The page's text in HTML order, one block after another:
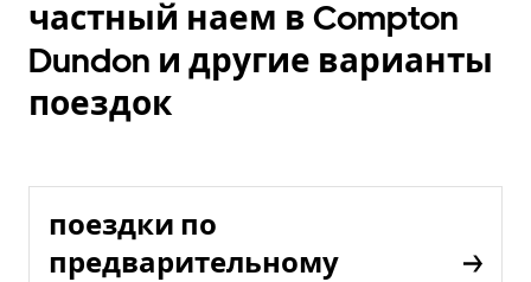
частный наем в Compton
Dundon и другие варианты
поездок
поездки по
предварительному